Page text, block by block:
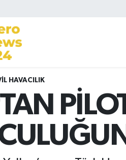
HAVACILIK